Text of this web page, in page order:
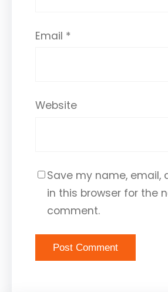
Email *
Website
Save my name, email,
in this browser for the
comment.